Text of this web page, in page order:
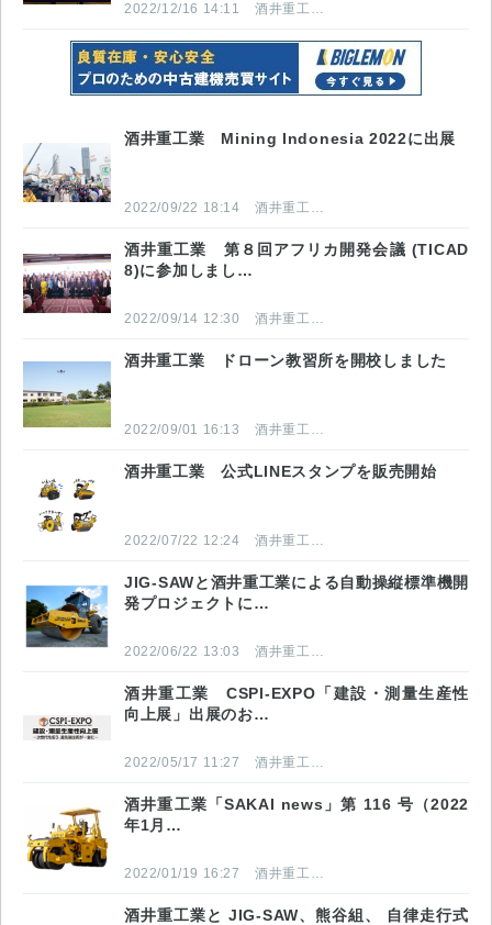
2022/12/16 14:11 酒井重工業株式会社
酒井重工業 Mining Indonesia 2022に出展
2022/09/22 18:14 酒井重工業株式会社
酒井重工業 第８回アフリカ開発会議 (TICAD
8)に参加しまし…
2022/09/14 12:30 酒井重工業株式会社
酒井重工業 ドローン教習所を開校しました
2022/09/01 16:13 酒井重工業株式会社
酒井重工業 公式LINEスタンプを販売開始
2022/07/22 12:24 酒井重工業株式会社
JIG-SAWと酒井重工業による自動操縦標準機開
発プロジェクトに…
2022/06/22 13:03 酒井重工業株式会社
酒井重工業 CSPI-EXPO「建設・測量生産性
向上展」出展のお…
2022/05/17 11:27 酒井重工業株式会社
酒井重工業「SAKAI news」第 116 号（2022
年1月…
2022/01/19 16:27 酒井重工業株式会社
酒井重工業と JIG-SAW、熊谷組、 自律走行式